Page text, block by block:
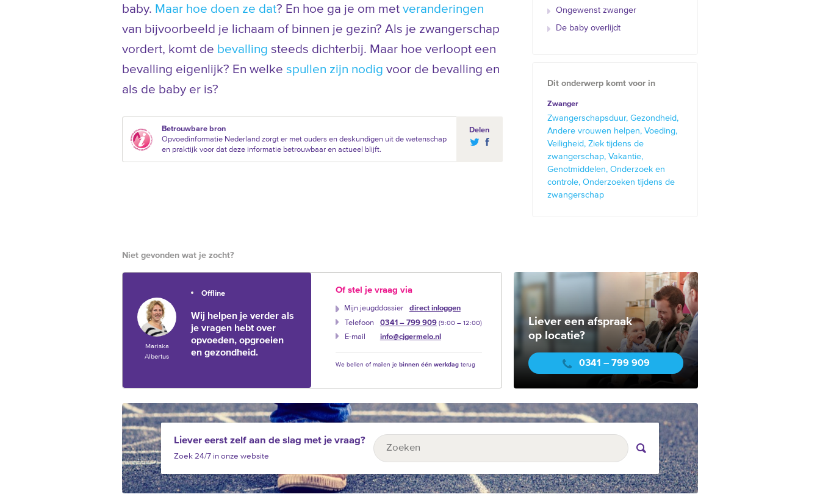
baby. Maar hoe doen ze dat? En hoe ga je om met veranderingen
van bijvoorbeeld je lichaam of binnen je gezin? Als je zwangerschap
vordert, komt de bevalling steeds dichterbij. Maar hoe verloopt een
bevalling eigenlijk? En welke spullen zijn nodig voor de bevalling en
als de baby er is?
Betrouwbare bron
Opvoedinformatie Nederland zorgt er met ouders en deskundigen uit de wetenschap
en praktijk voor dat deze informatie betrouwbaar en actueel blijft.
Delen
Ongewenst zwanger
De baby overlijdt
Dit onderwerp komt voor in
Zwanger
Zwangerschapsduur Gezondheid
Andere vrouwen helpen Voeding
Veiligheid
Ziek tijdens de
zwangerschap Vakantie
Genotmiddelen Onderzoek en
controle Onderzoeken tijdens de
zwangerschap
Niet gevonden wat je zocht?
Mariska
Albertus
Offline
Wij helpen je verder als
je vragen hebt over
opvoeden, opgroeien
en gezondheid.
Of stel je vraag via
Mijn jeugddossier
direct inloggen
Telefoon
0341 – 799 909 (9:00 –‍ 12:00)
E-mail info@cjgermelo.nl
We bellen of mailen je binnen één werkdagterug
Liever een afspraak
op locatie?
0341 – 799 909
Liever eerst zelf aan de slag met je vraag?
Zoek 24/7 in onze website